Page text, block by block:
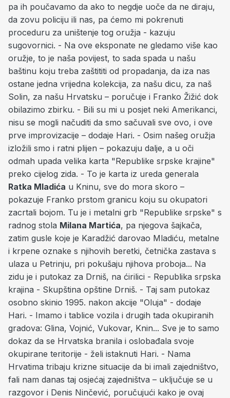
pa ih poučavamo da ako to negdje uoče da ne diraju,
da zovu policiju ili nas, pa ćemo mi pokrenuti
proceduru za uništenje tog oružja - kazuju
sugovornici. - Na ove eksponate ne gledamo više kao
oružje, to je naša povijest, to sada spada u našu
baštinu koju treba zaštititi od propadanja, da iza nas
ostane jedna vrijedna kolekcija, za našu dicu, za naš
Solin, za našu Hrvatsku – poručuje i Franko Žižić dok
obilazimo zbirku. - Bili su mi u posjet neki Amerikanci,
nisu se mogli načuditi da smo sačuvali sve ovo, i ove
prve improvizacije – dodaje Hari. - Osim našeg oružja
izložili smo i ratni plijen – pokazuju dalje, a u oči
odmah upada velika karta "Republike srpske krajine"
preko cijelog zida. - To je karta iz ureda generala
Ratka Mladića u Kninu, sve do mora skoro –
pokazuje Franko prstom granicu koju su okupatori
zacrtali bojom. Tu je i metalni grb "Republike srpske" s
radnog stola Milana Martića, pa njegova šajkača,
zatim gusle koje je Karadžić darovao Mladiću, metalne
i krpene oznake s njihovih beretki, četnička zastava s
ulaza u Petrinju, pri pokušaju njihova proboja... Na
zidu je i putokaz za Drniš, na ćirilici - Republika srpska
krajina - Skupština opštine Drniš. - Taj sam putokaz
osobno skinio 1995. nakon akcije "Oluja" - dodaje
Hari. - Imamo i tablice vozila i drugih tada okupiranih
gradova: Glina, Vojnić, Vukovar, Knin... Sve je to samo
dokaz da se Hrvatska branila i oslobađala svoje
okupirane teritorije - želi istaknuti Hari. - Nama
Hrvatima tribaju krizne situacije da bi imali zajedništvo,
fali nam danas taj osjećaj zajedništva – uključuje se u
razgovor i Denis Ninčević, poručujući kako je ovaj